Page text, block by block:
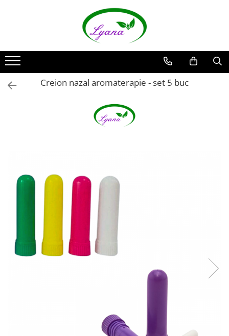
Sticlute rollon si creioane
aromaterapie
Sticlute cu pulverizator spray
Sticlute cu picurator si sticlute cu
Creion nazal aromaterapie - set 5 buc